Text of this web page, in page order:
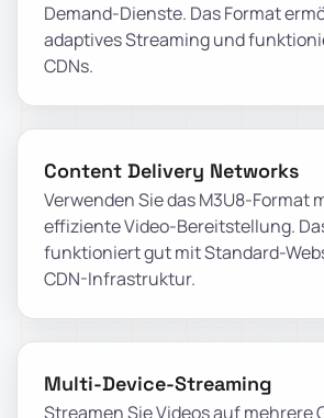
Demand-Dienste. Das Format
adaptives Streaming und
CDNs.
Content Delivery Networks
Verwenden Sie das M3U8-Format
effiziente Video-Bereitstellung.
funktioniert gut mit Standard-
CDN-Infrastruktur.
Multi-Device-Streaming
Streamen Sie Videos auf mehrere